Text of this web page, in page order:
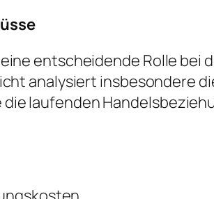
entscheidende Rolle bei
analysiert insbesondere
laufenden